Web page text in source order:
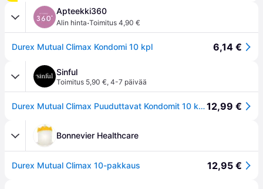
Apteekki360
Alin hinta·Toimitus 4,90 €
Durex Mutual Climax Kondomi 10 kpl 6,14 €
Sinful
Toimitus 5,90 €, 4-7 päivää
Durex Mutual Climax Puuduttavat Kondomit 10 kpl - Clear12,99 €
Bonnevier Healthcare
Durex Mutual Climax 10-pakkaus 12,95 €